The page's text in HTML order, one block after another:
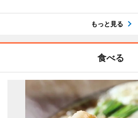
もっと見る
食べる